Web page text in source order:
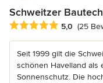
Schweitzer
Durchschnittliche
5,0 (25
Seit 1999 gilt die
schönen Havelland als
Sonnenschutz. Die